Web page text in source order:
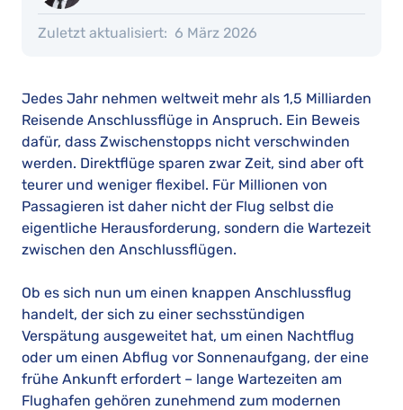
Zuletzt aktualisiert: 6 März 2026
Jedes Jahr nehmen weltweit mehr als 1,5 Milliarden
Reisende Anschlussflüge in Anspruch. Ein Beweis
dafür, dass Zwischenstopps nicht verschwinden
werden. Direktflüge sparen zwar Zeit, sind aber oft
teurer und weniger flexibel. Für Millionen von
Passagieren ist daher nicht der Flug selbst die
eigentliche Herausforderung, sondern die Wartezeit
zwischen den Anschlussflügen.
Ob es sich nun um einen knappen Anschlussflug
handelt, der sich zu einer sechsstündigen
Verspätung ausgeweitet hat, um einen Nachtflug
oder um einen Abflug vor Sonnenaufgang, der eine
frühe Ankunft erfordert – lange Wartezeiten am
Flughafen gehören zunehmend zum modernen